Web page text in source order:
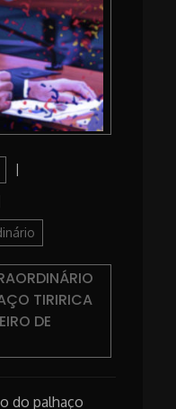
TIRIRICA
DE
do palhaço